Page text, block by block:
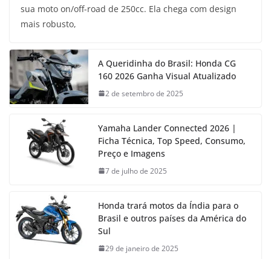
sua moto on/off-road de 250cc. Ela chega com design
mais robusto,
A Queridinha do Brasil: Honda CG
160 2026 Ganha Visual Atualizado
2 de setembro de 2025
Yamaha Lander Connected 2026 |
Ficha Técnica, Top Speed, Consumo,
Preço e Imagens
7 de julho de 2025
Honda trará motos da Índia para o
Brasil e outros países da América do
Sul
29 de janeiro de 2025